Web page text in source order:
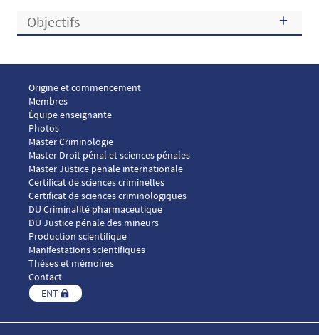
Objectifs
Menu footer ICP 1
Origine et commencement
Membres
Équipe enseignante
Photos
Menu footer ICP 2
Master Criminologie
Master Droit pénal et sciences pénales
Master Justice pénale internationale
Menu footer ICP 3
Certificat de sciences criminelles
Certificat de sciences criminologiques
DU Criminalité pharmaceutique
DU Justice pénale des mineurs
Menu footer ICP 4
Production scientifique
Manifestations scientifiques
Thèses et mémoires
Contact
ENT